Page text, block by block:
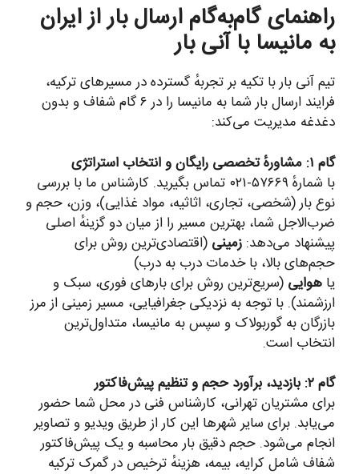
راهنمای گام‌به‌گام ارسال بار از ایران
به مانیسا با آنی بار
تیم آنی بار با تکیه بر تجربهٔ گسترده در مسیرهای ترکیه،
فرایند ارسال بار شما به مانیسا را در ۶ گام شفاف و بدون
دغدغه مدیریت می‌کند:
گام ۱: مشاورهٔ تخصصی رایگان و انتخاب استراتژی
با شمارهٔ ۵۷۶۶۹-۰۲۱ تماس بگیرید. کارشناس ما با بررسی
نوع بار (شخصی، تجاری، اثاثیه، مواد غذایی)، وزن، حجم و
ضرب‌الاجل شما، بهترین مسیر را از میان دو گزینهٔ اصلی
پیشنهاد می‌دهد: زمینی (اقتصادی‌ترین روش برای
حجم‌های بالا، با خدمات درب به درب)
یا هوایی (سریع‌ترین روش برای بارهای فوری، سبک و
ارزشمند). با توجه به نزدیکی جغرافیایی، مسیر زمینی از مرز
بازرگان به گوربولاک و سپس به مانیسا، متداول‌ترین
انتخاب است.
گام ۲: بازدید، برآورد حجم و تنظیم پیش‌فاکتور
برای مشتریان تهرانی، کارشناس فنی در محل شما حضور
می‌یابد. برای سایر شهرها این کار از طریق ویدیو و تصاویر
انجام می‌شود. حجم دقیق بار محاسبه و یک پیش‌فاکتور
شفاف شامل کرایه، بیمه، هزینهٔ ترخیص در گمرک ترکیه